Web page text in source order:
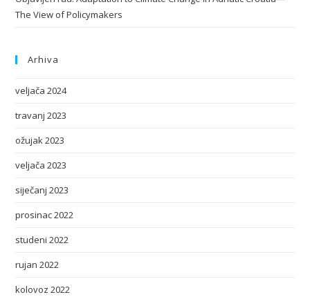
The View of Policymakers
Arhiva
veljača 2024
travanj 2023
ožujak 2023
veljača 2023
siječanj 2023
prosinac 2022
studeni 2022
rujan 2022
kolovoz 2022